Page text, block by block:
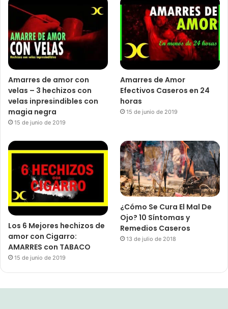
Amarres de amor con
velas – 3 hechizos con
velas inpresindibles con
magia negra
15 de junio de 2019
Amarres de Amor
Efectivos Caseros en 24
horas
15 de junio de 2019
Los 6 Mejores hechizos de
amor con Cigarro:
AMARRES con TABACO
15 de junio de 2019
¿Cómo Se Cura El Mal De
Ojo? 10 Síntomas y
Remedios Caseros
13 de julio de 2018